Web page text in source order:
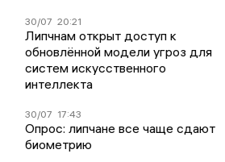
30/07 20:21
Липчнам открыт доступ к
обновлённой модели угроз для
систем искусственного
интеллекта
30/07 17:43
Опрос: липчане все чаще сдают
биометрию